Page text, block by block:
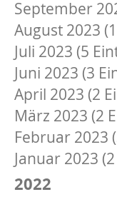
September
August 2023
Juli 2023 (5
Juni 2023 (3
April 2023 (2
März 2023 (2
Februar 2023
Januar 2023
2022